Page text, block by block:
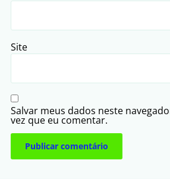
Site
Salvar meus dados neste
vez que eu comentar.